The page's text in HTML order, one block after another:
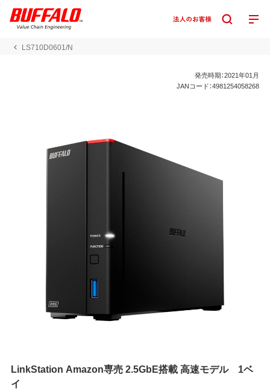
LS710D0601/N
発売時期：2021年01月
JANコード：4981254058268
LinkStation Amazon専売 2.5GbE搭載 高速モデル 1ベ
イ